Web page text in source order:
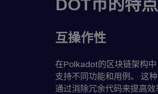
DOT币的特
互操作性
在Polkadot的区块链架构
支持不同功能和用例。 这
通过消除冗余代码来提高效